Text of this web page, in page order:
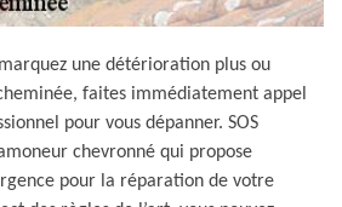
une détérioration plus ou
faites immédiatement appel
pour vous dépanner. SOS
chevronné qui propose
pour la réparation de votre